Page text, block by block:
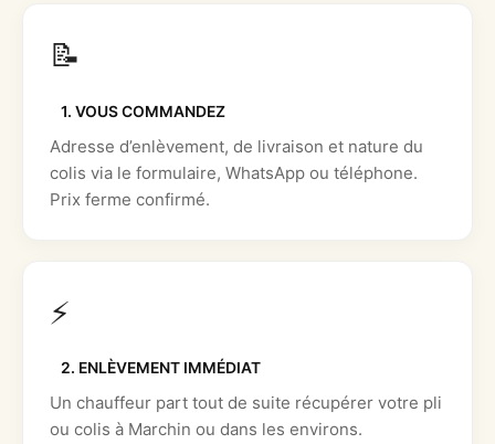
📝
1. VOUS COMMANDEZ
Adresse d’enlèvement, de livraison et nature du
colis via le formulaire, WhatsApp ou téléphone.
Prix ferme confirmé.
⚡
2. ENLÈVEMENT IMMÉDIAT
Un chauffeur part tout de suite récupérer votre pli
ou colis à Marchin ou dans les environs.